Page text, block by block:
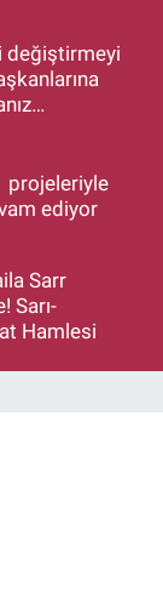
değiştirmeyi
projeleriyle
ediyor
Sarr
Sarı-
Hamlesi